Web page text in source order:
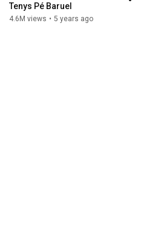
Tenys Pé Baruel
4.6M views • 5 years ago